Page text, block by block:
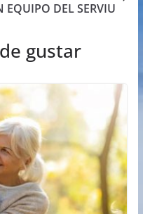
EQUIPO DEL SERVIU
gustar